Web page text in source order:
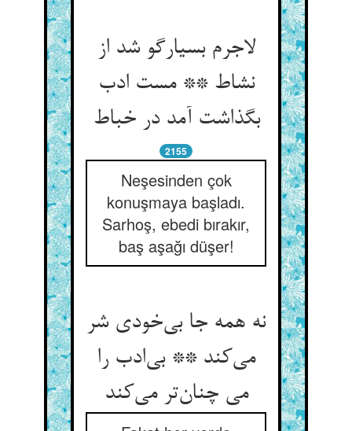
لاجرم بسیارگو شد از
نشاط ** مست ادب
بگذاشت آمد در خباط
2155
Neşesinden çok
konuşmaya başladı.
Sarhoş, ebedi bırakır,
baş aşağı düşer!
نه همه جا بی‌خودی شر
می‌کند ** بی‌ادب را
می چنان‌تر می‌کند